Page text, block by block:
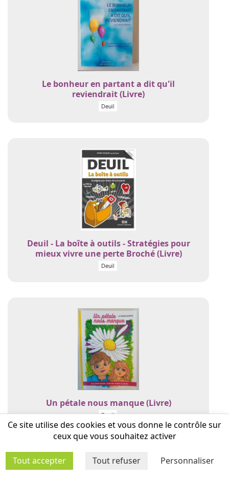
Le bonheur en partant a dit qu'il
reviendrait (Livre)
Deuil
Deuil - La boîte à outils - Stratégies pour
mieux vivre une perte Broché (Livre)
Deuil
Un pétale nous manque (Livre)
Deuil
Egaloisirs — Filles et garçons sur le chemin
de l'égalité (Documentation)
Ce site utilise des cookies et vous donne le contrôle sur
ceux que vous souhaitez activer
Tout accepter Tout refuser Personnaliser